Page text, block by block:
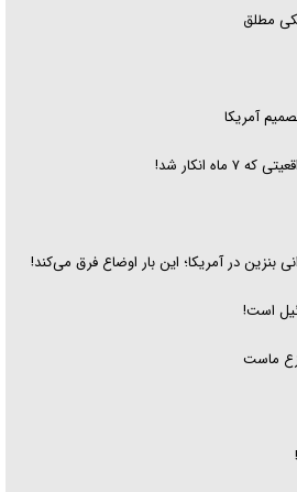
مطلق
آمریکا
انکار شد!
در آمریکا؛ این بار اوضاع فرق می‌کند!
است!
ماست